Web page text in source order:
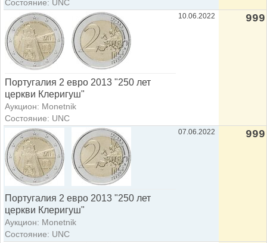
Состояние: UNC
Португалия 2 евро 2013 "250 лет
церкви Клеригуш"
Аукцион: Monetnik
Состояние: UNC
10.06.2022 999
Португалия 2 евро 2013 "250 лет
церкви Клеригуш"
Аукцион: Monetnik
Состояние: UNC
07.06.2022 999